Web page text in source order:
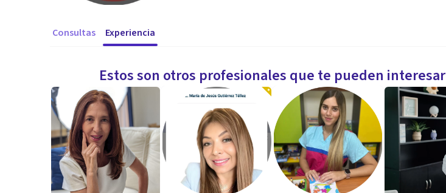
Consultas Experiencia
Estos son otros profesionales que te pueden interesar